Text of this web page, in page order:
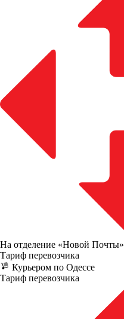
На отделение «Новой Почты»
Тариф перевозчика
Курьером по Одессе
Тариф перевозчика